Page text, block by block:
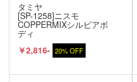
タミヤ
[SP-1258]ニスモ
COPPERMIXシルビアボ
ディ
￥2,816- 20% OFF